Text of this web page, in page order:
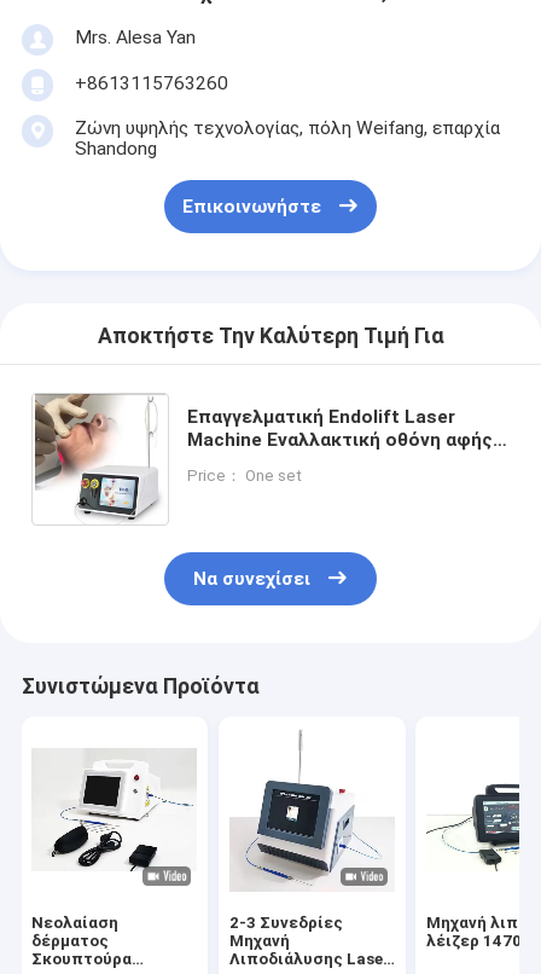
Mrs. Alesa Yan
+8613115763260
Ζώνη υψηλής τεχνολογίας, πόλη Weifang, επαρχία
Shandong
Επικοινωνήστε
Αποκτήστε Την Καλύτερη Τιμή Για
Επαγγελματική Endolift Laser
Machine Εναλλακτική οθόνη αφής
60 λεπτά Χρόνος θεραπείας
Price： One set
Να συνεχίσει
Συνιστώμενα Προϊόντα
Νεολαίαση
δέρματος
Σκουπτούρα
2-3 Συνεδρίες
Μηχανή
Λιποδιάλυσης Laser
Μηχανή
λέιζερ